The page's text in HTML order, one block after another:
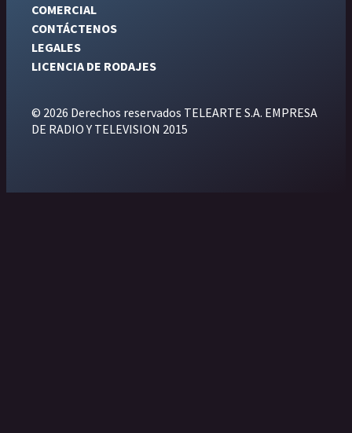
COMERCIAL
CONTÁCTENOS
LEGALES
LICENCIA DE RODAJES
© 2026 Derechos reservados TELEARTE S.A. EMPRESA
DE RADIO Y TELEVISION 2015